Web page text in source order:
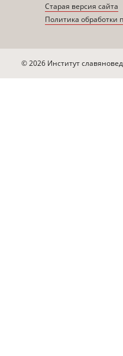
Старая версия сайта
Политика обработки
© 2026 Институт